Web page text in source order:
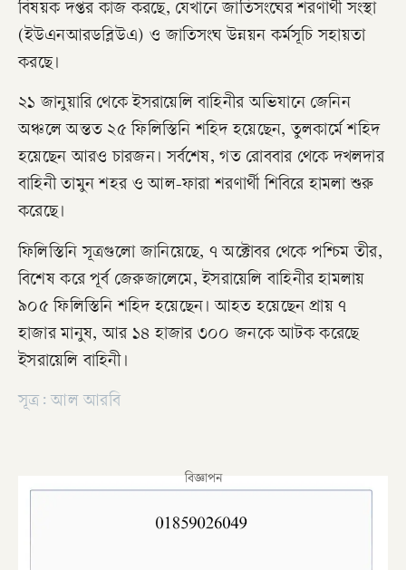
বিষয়ক দপ্তর কাজ করছে, যেখানে জাতিসংঘের শরণার্থী সংস্থা
(ইউএনআরডব্লিউএ) ও জাতিসংঘ উন্নয়ন কর্মসূচি সহায়তা
করছে।
২১ জানুয়ারি থেকে ইসরায়েলি বাহিনীর অভিযানে জেনিন
অঞ্চলে অন্তত ২৫ ফিলিস্তিনি শহিদ হয়েছেন, তুলকার্মে শহিদ
হয়েছেন আরও চারজন। সর্বশেষ, গত রোববার থেকে দখলদার
বাহিনী তামুন শহর ও আল-ফারা শরণার্থী শিবিরে হামলা শুরু
করেছে।
ফিলিস্তিনি সূত্রগুলো জানিয়েছে, ৭ অক্টোবর থেকে পশ্চিম তীর,
বিশেষ করে পূর্ব জেরুজালেমে, ইসরায়েলি বাহিনীর হামলায়
৯০৫ ফিলিস্তিনি শহিদ হয়েছেন। আহত হয়েছেন প্রায় ৭
হাজার মানুষ, আর ১৪ হাজার ৩০০ জনকে আটক করেছে
ইসরায়েলি বাহিনী।
সূত্র: আল আরবি
বিজ্ঞাপন